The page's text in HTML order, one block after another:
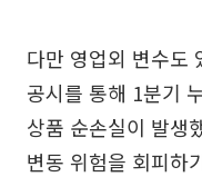
다만 영업외 변수도
공시를 통해 1분기
상품 순손실이 발생
변동 위험을 회피하